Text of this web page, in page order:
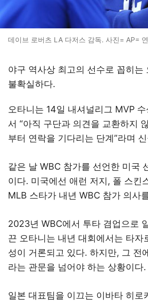
데이브 로버츠 LA 다저스 감독. 사진= AP=
야구 역사상 최고의 선수로 꼽히는
불확실하다.
오타니는 14일 내셔널리그 MVP
서 “아직 구단과 의견을 교환하지
부터 연락을 기다리는 단계”라며
같은 날 WBC 참가를 선언한 미국
이다. 미국에선 애런 저지, 폴 스킨
MLB 스타가 내년 WBC 참가 의사
2023년 WBC에서 투타 겸업으로
끈 오타니는 내년 대회에서는 타자
성이 거론되고 있다. 하지만, 그 전
라는 관문을 넘어야 하는 상황이다.
일본 대표팀을 이끄는 이바타 히로